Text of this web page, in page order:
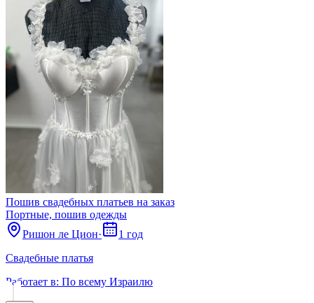
Пошив свадебных платьев на заказ
Портные, пошив одежды
Ришон ле Цион·
1 год
Свадебные платья
Работает в: По всему Израилю